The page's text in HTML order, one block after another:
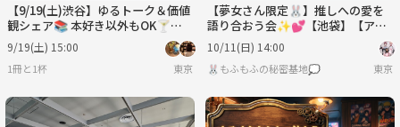
【9/19(土)渋谷】ゆるトーク＆価値
観シェア📚 本好き以外もOK🍸本
棚カフェバー＊女性主催(男女歓迎)
22〜40歳
9/19(土) 15:00
1冊と1杯 東京
【夢女さん限定🐰】推しへの愛を
語り合おう会✨💕【池袋】【アニ
メ・漫画・ゲーム】【1時間】
10/11(日) 14:00
🐰もふもふの秘密基地💭 東京